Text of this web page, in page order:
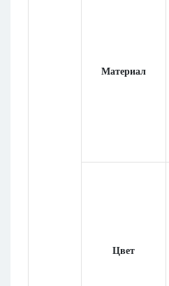
Материал
Цвет